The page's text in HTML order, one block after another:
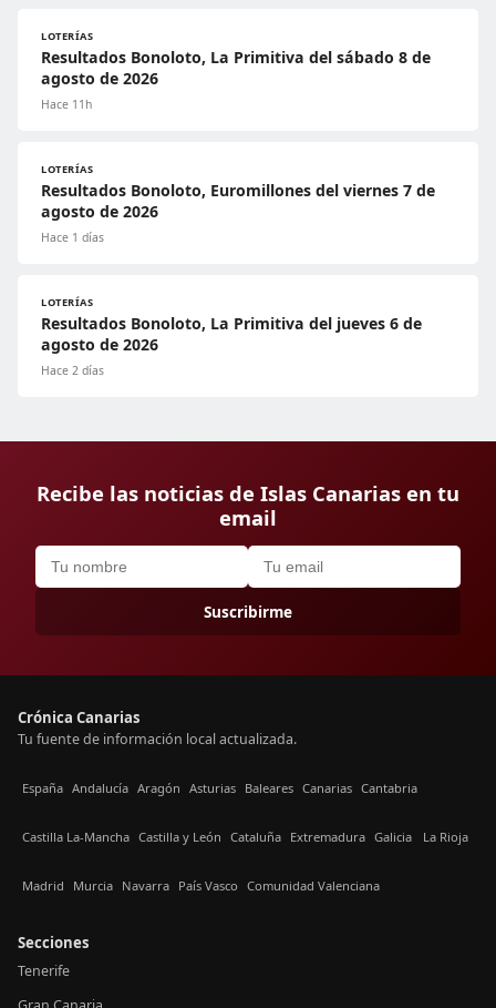
LOTERÍAS
Resultados Bonoloto, La Primitiva del sábado 8 de
agosto de 2026
Hace 11h
LOTERÍAS
Resultados Bonoloto, Euromillones del viernes 7 de
agosto de 2026
Hace 1 días
LOTERÍAS
Resultados Bonoloto, La Primitiva del jueves 6 de
agosto de 2026
Hace 2 días
Recibe las noticias de Islas Canarias en tu
email
Suscribirme
Crónica Canarias
Tu fuente de información local actualizada.
España Andalucía Aragón Asturias Baleares Canarias Cantabria
Castilla La-Mancha Castilla y León Cataluña Extremadura Galicia La Rioja
Madrid Murcia Navarra País Vasco Comunidad Valenciana
Secciones
Tenerife